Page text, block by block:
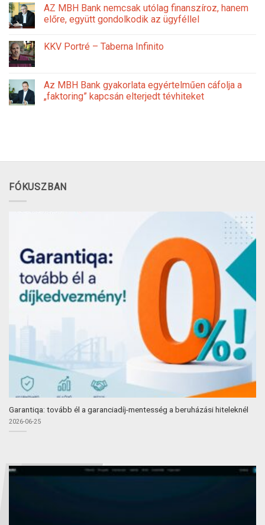
AZ MBH Bank nemcsak utólag finanszíroz, hanem
előre, együtt gondolkodik az ügyféllel
KKV Portré – Taberna Infinito
Az MBH Bank gyakorlata egyértelműen cáfolja a
„faktoring” kapcsán elterjedt tévhiteket
FÓKUSZBAN
Garantiqa: tovább él a garanciadíj-mentesség a beruházási hiteleknél
2026-06-25